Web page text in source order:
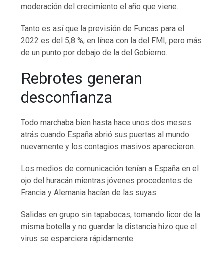
moderación del crecimiento el año que viene.
Tanto es así que la previsión de Funcas para el
2022 es del 5,8 %, en línea con la del FMI, pero más
de un punto por debajo de la del Gobierno.
Rebrotes generan
desconfianza
Todo marchaba bien hasta hace unos dos meses
atrás cuando España abrió sus puertas al mundo
nuevamente y los contagios masivos aparecieron.
Los medios de comunicación tenían a España en el
ojo del huracán mientras jóvenes procedentes de
Francia y Alemania hacían de las suyas.
Salidas en grupo sin tapabocas, tomando licor de la
misma botella y no guardar la distancia hizo que el
virus se esparciera rápidamente.